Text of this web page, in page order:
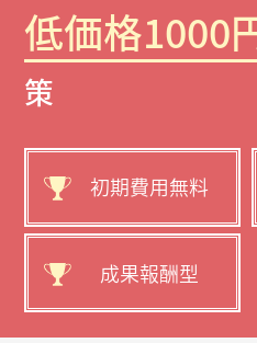
低価格1000
策
初期費用無料
成果報酬型